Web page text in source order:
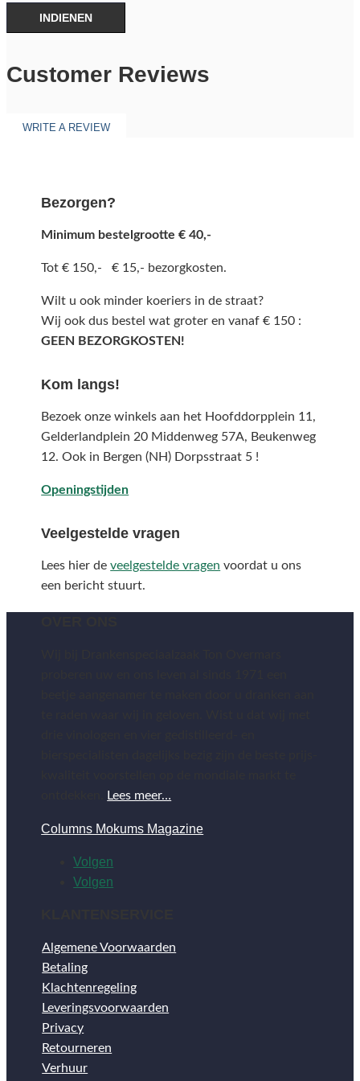
INDIENEN
Customer Reviews
WRITE A REVIEW
Bezorgen?
Minimum bestelgrootte € 40,-
Tot € 150,- € 15,- bezorgkosten.
Wilt u ook minder koeriers in de straat?
Wij ook dus bestel wat groter en vanaf € 150 :
GEEN BEZORGKOSTEN!
Kom langs!
Bezoek onze winkels aan het Hoofddorpplein 11,
Gelderlandplein 20 Middenweg 57A, Beukenweg
12.Ook in Bergen (NH) Dorpsstraat 5 !
Openingstijden
Veelgestelde vragen
Lees hier deveelgestelde vragen voordat u ons
een bericht stuurt.
Lees meer…
Columns Mokums Magazine
Volgen
Volgen
Algemene Voorwaarden
Betaling
Klachtenregeling
Leveringsvoorwaarden
Privacy
Retourneren
Verhuur